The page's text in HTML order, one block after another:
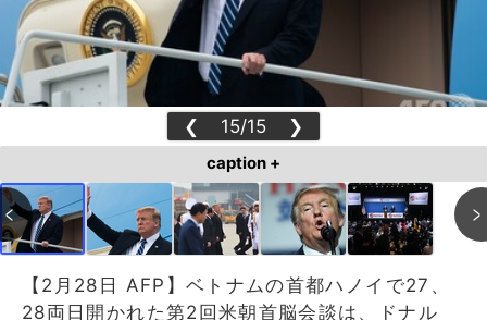
❮ 15/15 ❯
caption +
【2月28日 AFP】ベトナムの首都ハノイで27、
28両日開かれた第2回米朝首脳会談は、ドナル